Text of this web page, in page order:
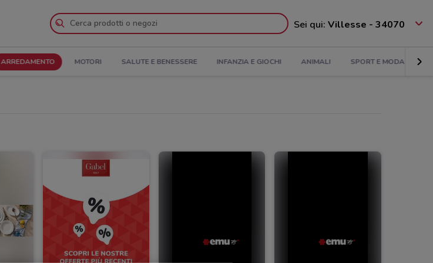
Sei qui: Villesse - 34070
ARREDAMENTO MOTORI SALUTE E BENESSERE INFANZIA E GIOCHI ANIMALI SPORT E MODA